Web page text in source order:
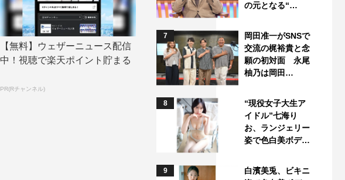
【無料】ウェザーニュース配信
中！視聴で楽天ポイント貯まる
PR(Rチャンネル)
の元となる“…
7
岡田准一がSNSで
交流の梶裕貴と念
願の初対面 永尾
柚乃は岡田…
8
“現役女子大生ア
イドル”七海り
お、ランジェリー
姿で色白美ボデ…
9
白濱美兎、ビキニ